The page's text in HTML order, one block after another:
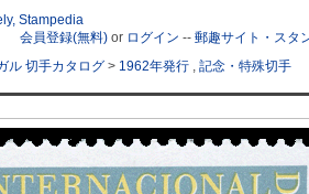
会員登録(無料) or ログイン -- 郵趣サイト・スタ
ル 切手カタログ > 1962年発行 , 記念・特殊切手